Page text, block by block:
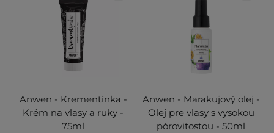
Anwen - Krementínka -
Krém na vlasy a ruky -
75ml
Anwen - Marakujový olej -
Olej pre vlasy s vysokou
pórovitosťou - 50ml